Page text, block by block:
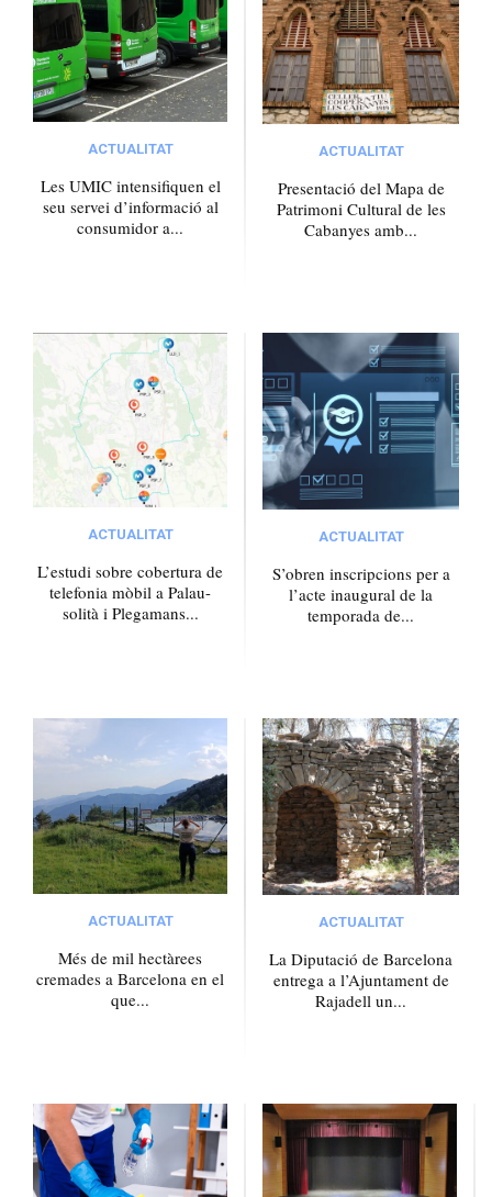
ACTUALITAT
Les UMIC intensifiquen el
seu servei d’informació al
consumidor a...
ACTUALITAT
Presentació del Mapa de
Patrimoni Cultural de les
Cabanyes amb...
ACTUALITAT
L’estudi sobre cobertura de
telefonia mòbil a Palau-
solità i Plegamans...
ACTUALITAT
S’obren inscripcions per a
l’acte inaugural de la
temporada de...
ACTUALITAT
Més de mil hectàrees
cremades a Barcelona en el
que...
ACTUALITAT
La Diputació de Barcelona
entrega a l’Ajuntament de
Rajadell un...